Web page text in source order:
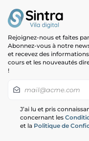
Rejoignez-nous et faites
Abonnez-vous à notre
et recevez des
cours et les nouveautés
!
J’ai lu et pris
concernant les
et la Politique de